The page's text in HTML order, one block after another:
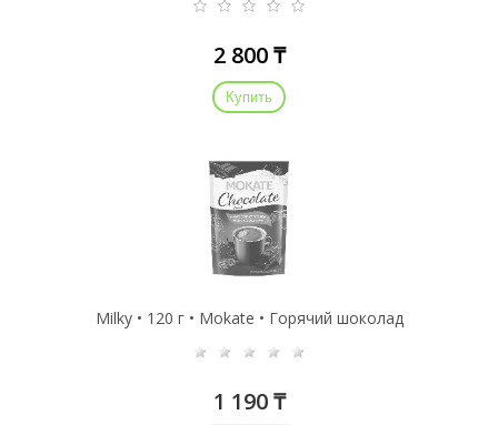
2 800 ₸
Купить
Milky • 120 г • Mokate • Горячий шоколад
1 190 ₸